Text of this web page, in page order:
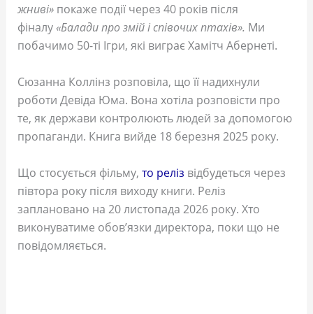
жниві»покаже події через 40 років після
фіналу «Балади про змій і співочих птахів». Ми
побачимо 50-ті Ігри, які виграє Хамітч Абернеті.
Сюзанна Коллінз розповіла, що її надихнули
роботи Девіда Юма. Вона хотіла розповісти про
те, як держави контролюють людей за допомогою
пропаганди. Книга вийде 18 березня 2025 року.
Що стосується фільму, то реліз відбудеться через
півтора року після виходу книги. Реліз
заплановано на 20 листопада 2026 року. Хто
виконуватиме обов’язки директора, поки що не
повідомляється.